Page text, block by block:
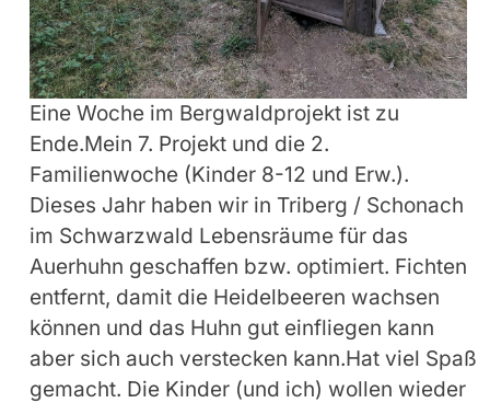
Eine Woche im Bergwaldprojekt ist zu
Ende.Mein 7. Projekt und die 2.
Familienwoche (Kinder 8-12 und Erw.).
Dieses Jahr haben wir in Triberg / Schonach
im Schwarzwald Lebensräume für das
Auerhuhn geschaffen bzw. optimiert. Fichten
entfernt, damit die Heidelbeeren wachsen
können und das Huhn gut einfliegen kann
aber sich auch verstecken kann.Hat viel Spaß
gemacht. Die Kinder (und ich) wollen wieder